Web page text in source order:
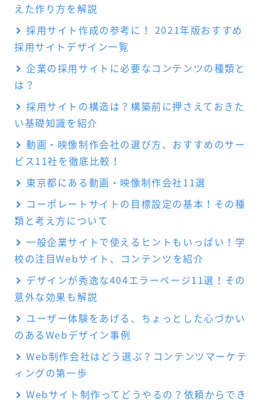
えた作り方を解説
採用サイト作成の参考に！ 2021年版おすすめ
採用サイトデザイン一覧
企業の採用サイトに必要なコンテンツの種類と
は？
採用サイトの構造は？構築前に押さえておきた
い基礎知識を紹介
動画・映像制作会社の選び方、おすすめのサー
ビス11社を徹底比較！
東京都にある動画・映像制作会社11選
コーポレートサイトの目標設定の基本！その種
類と考え方について
一般企業サイトで使えるヒントもいっぱい！学
校の注目Webサイト、コンテンツを紹介
デザインが秀逸な404エラーページ11選！その
意外な効果も解説
ユーザー体験をあげる、ちょっとした心づかい
のあるWebデザイン事例
Web制作会社はどう選ぶ？コンテンツマーケテ
ィングの第一歩
Webサイト制作ってどうやるの？依頼からでき